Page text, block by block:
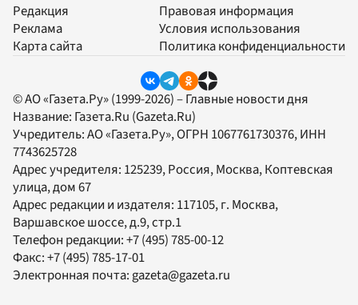
Редакция
Реклама
Карта сайта
Правовая информация
Условия использования
Политика конфиденциальности
© АО «Газета.Ру» (1999-2026) – Главные новости дня
Название: Газета.Ru (Gazeta.Ru)
Учредитель:АО «Газета.Ру», ОГРН 1067761730376, ИНН
7743625728
Адрес учредителя: 125239, Россия, Москва, Коптевская
улица, дом 67
Адрес редакции и издателя: 117105, г. Москва,
Варшавское шоссе, д.9, стр.1
Телефон редакции:+7 (495) 785-00-12
Факс:+7 (495) 785-17-01
Электронная почта: gazeta@gazeta.ru